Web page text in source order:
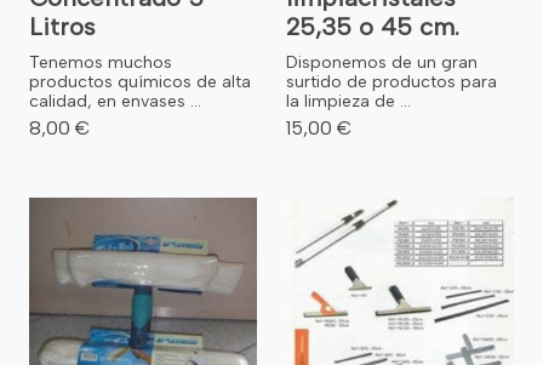
Litros
Tenemos muchos
productos químicos de alta
calidad, en envases ...
8,00 €
25,35 o 45 cm.
Disponemos de un gran
surtido de productos para
la limpieza de ...
15,00 €